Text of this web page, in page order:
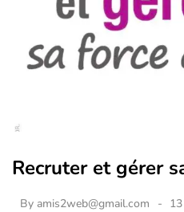
Recruter et gérer
By amis2web@gmail.com